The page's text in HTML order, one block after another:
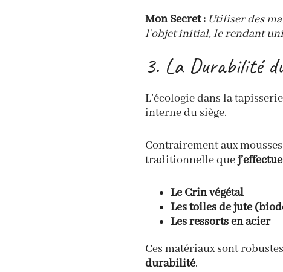
Mon Secret : Utiliser des
l’objet initial, le rendant
3. La Durabilité
L’écologie dans la
interne du siège.
Contrairement aux
traditionnelle quej’effectue
Le Crin végétal
Les toiles de jute
Les ressorts en acier
Ces matériaux sont
durabilité.